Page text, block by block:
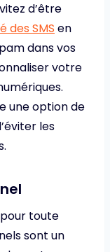
d’être
des SMS en
dans vos
votre
une option de
les
toute
sont un